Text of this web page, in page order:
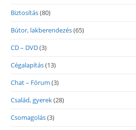
Biztosítás(80)
Bútor, lakberendezés(65)
CD – DVD(3)
Cégalapítás(13)
Chat – Fórum (3)
Család, gyerek(28)
Csomagolás(3)